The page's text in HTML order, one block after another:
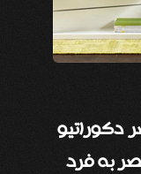
دکوراتیو
به فرد